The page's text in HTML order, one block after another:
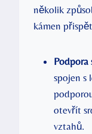
několik
kámen
Podpora
spojen s
otevřít
vztahů.